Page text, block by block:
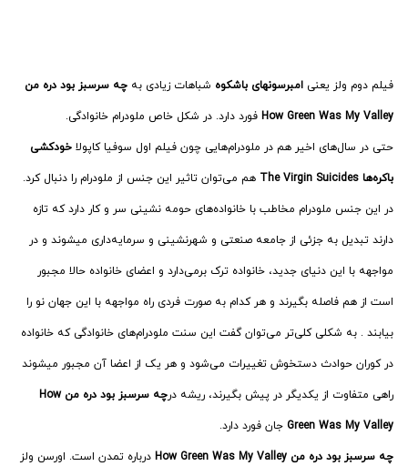
فیلم دوم ولز یعنی امبرسون­های باشکوه شباهات زیادی به چه سرسبز بود دره من
How Green Was My Valley فورد دارد. در شکل خاص ملودرام خانوادگی.
حتی در سال‌­های اخیر هم در ملودرام­‌هایی چون فیلم اول سوفیا کاپولا خودکشی
باکره‌­ها ‌The Virgin Suicides هم می­‌توان تاثیر این جنس از ملودرام را دنبال کرد.
در این جنس ملودرام مخاطب با خانواده‌های حومه نشینی سر و کار دارد که تازه
دارند تبدیل به جزئی از جامعه صنعتی و شهرنشینی و سرمایه­‌داری می­شوند و در
مواجهه با این دنیای جدید، خانواده ترک برمی‌­دارد و اعضای خانواده حالا مجبور
است از هم فاصله بگیرند و هر کدام به صورت فردی راه مواجهه با این جهان نو را
بیابند . به شکلی کلی­‌تر می­‌توان گفت این سنت ملودرام‌­های خانوادگی که خانواده
در کوران حوادث دستخوش تغییرات می‌شود و هر یک از اعضا آن مجبور می­شوند
راهی متفاوت از یکدیگر در پیش بگیرند، ریشه در چه سرسبز بود دره من How
Green Was My Valley جان فورد دارد.
چه سرسبز بود دره من How Green Was My Valley درباره تمدن است. اورسن ولز